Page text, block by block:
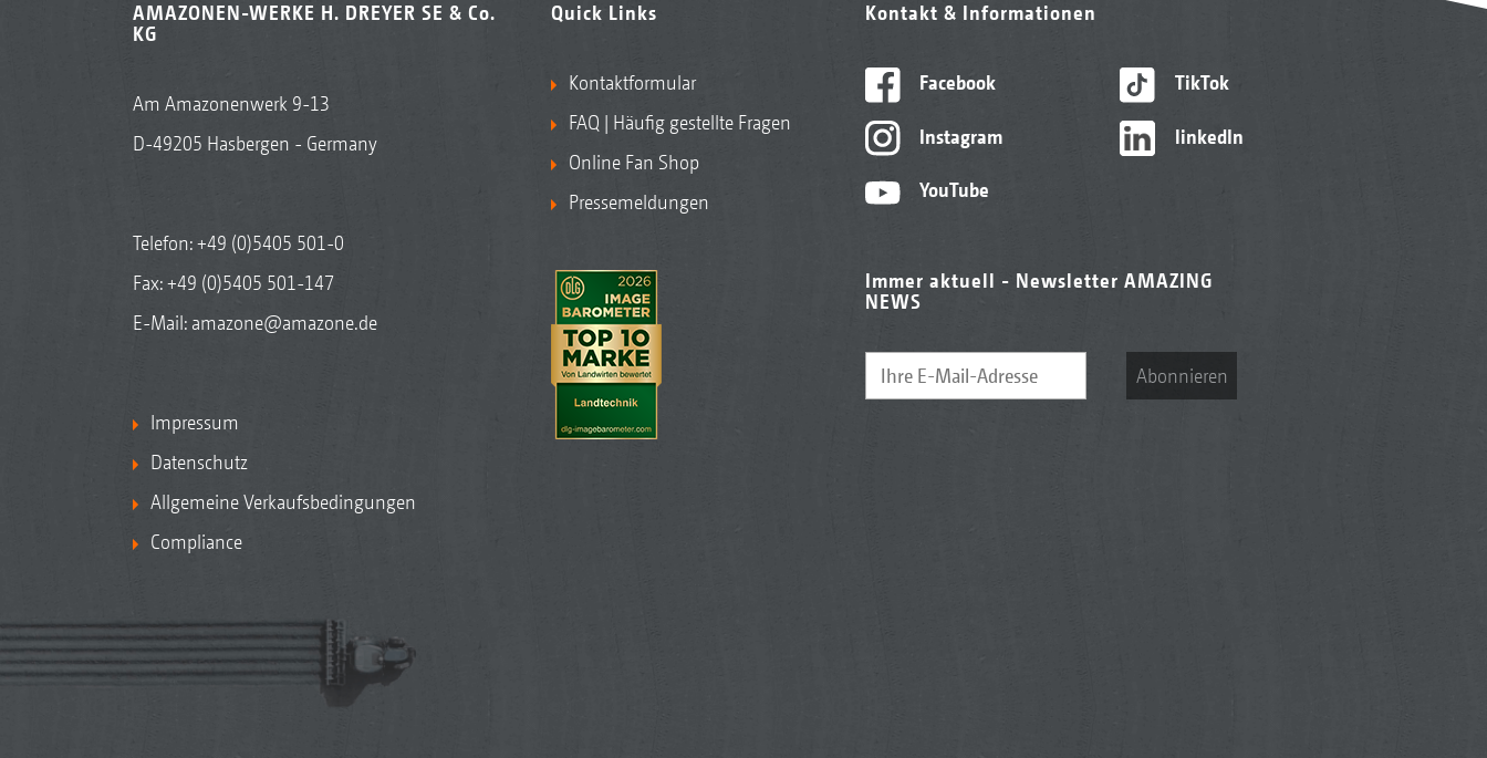
AMAZONEN-WERKE H. DREYER SE & Co.
KG
Am Amazonenwerk 9-13
D-49205 Hasbergen - Germany
Telefon:+49 (0)5405 501-0
Fax: +49 (0)5405 501-147
E-Mail: amazone@amazone.de
Impressum
Datenschutz
Allgemeine Verkaufsbedingungen
Compliance
Quick Links
Kontaktformular
FAQ | Häufig gestellte Fragen
Online Fan Shop
Pressemeldungen
Kontakt & Informationen
Facebook
Instagram
YouTube
TikTok
linkedIn
Immer aktuell - Newsletter AMAZING
NEWS
Abonnieren